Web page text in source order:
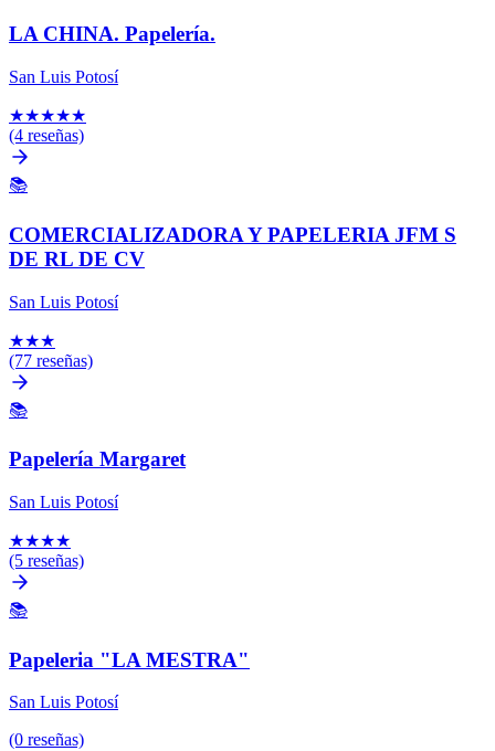
LA CHINA. Papelería.
San Luis Potosí
★★★★★
(4 reseñas)
📚
COMERCIALIZADORA Y PAPELERIA JFM S
DE RL DE CV
San Luis Potosí
★★★
(77 reseñas)
📚
Papelería Margaret
San Luis Potosí
★★★★
(5 reseñas)
📚
Papeleria "LA MESTRA"
San Luis Potosí
(0 reseñas)